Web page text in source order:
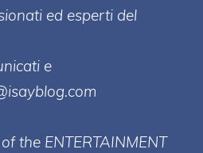
ed esperti del
e
the ENTERTAINMENT